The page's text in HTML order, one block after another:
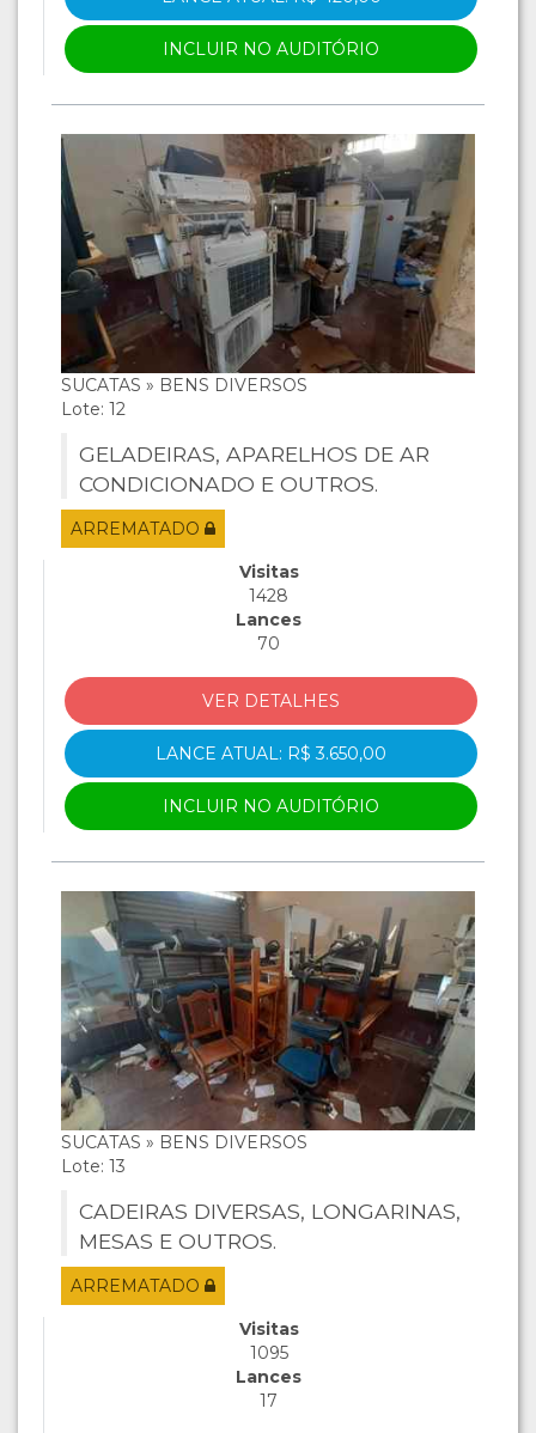
INCLUIR NO AUDITÓRIO
SUCATAS » BENS DIVERSOS
Lote: 12
GELADEIRAS, APARELHOS DE AR
CONDICIONADO E OUTROS.
ARREMATADO
Visitas
1428
Lances
70
VER DETALHES
LANCE ATUAL: R$ 3.650,00
INCLUIR NO AUDITÓRIO
SUCATAS » BENS DIVERSOS
Lote: 13
CADEIRAS DIVERSAS, LONGARINAS,
MESAS E OUTROS.
ARREMATADO
Visitas
1095
Lances
17